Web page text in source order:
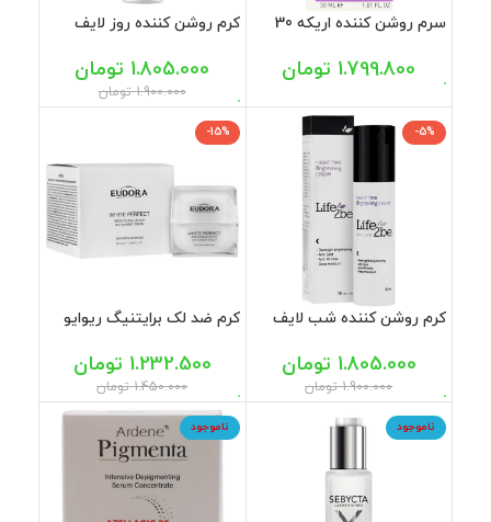
سرم روشن کننده اریکه 30
1.799.800 تومان
کرم روشن کننده روز لایف
1.900.000 تومان
1.805.000 تومان
-5%
کرم روشن کننده شب لایف
1.900.000 تومان
1.805.000 تومان
-15%
کرم ضد لک برایتنیگ ریوایو
1.450.000 تومان
1.232.500 تومان
ناموجود ناموجود